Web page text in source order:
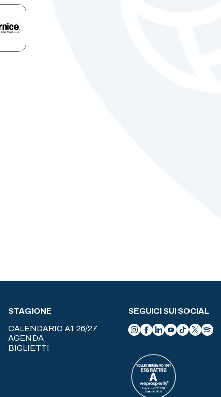
STAGIONE
CALENDARIO A1 26/27
AGENDA
BIGLIETTI
SEGUICI SUI SOCIAL